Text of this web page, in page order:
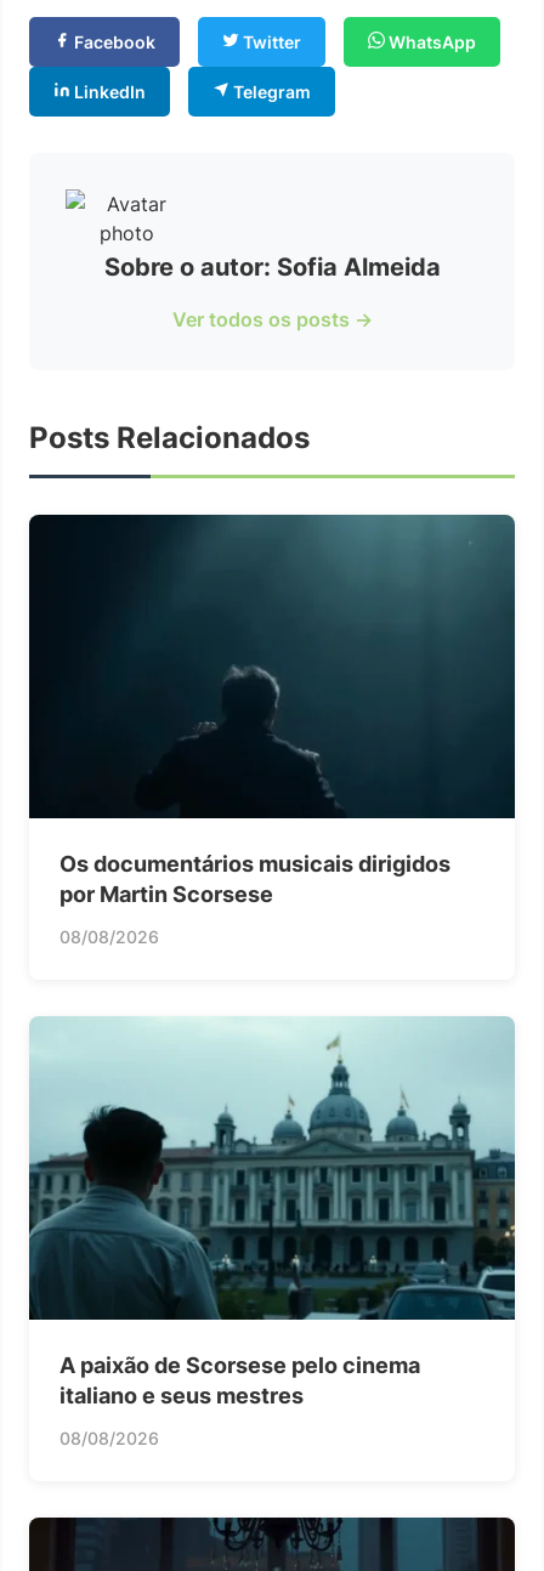
Facebook Twitter WhatsApp
LinkedIn Telegram
Sobre o autor: Sofia Almeida
Ver todos os posts →
Posts Relacionados
Os documentários musicais dirigidos
por Martin Scorsese
08/08/2026
A paixão de Scorsese pelo cinema
italiano e seus mestres
08/08/2026